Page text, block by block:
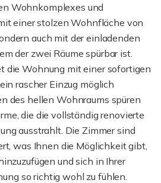
Wohnkomplexes und
einer stolzen Wohnfläche von
auch mit der einladenden
der zwei Räume spürbar ist.
die Wohnung mit einer sofortigen
rascher Einzug möglich
des hellen Wohnraums spüren
die die vollständig renovierte
ausstrahlt. Die Zimmer sind
was Ihnen die Möglichkeit gibt,
und sich in Ihrer
so richtig wohl zu fühlen.